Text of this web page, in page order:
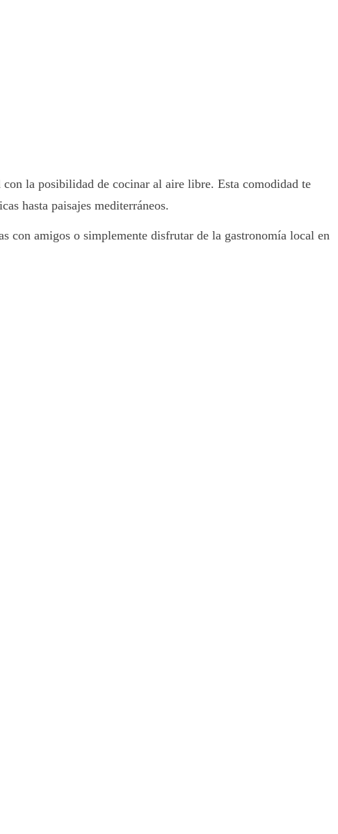
con la posibilidad de cocinar al aire libre. Esta comodidad te
hasta paisajes mediterráneos.
con amigos o simplemente disfrutar de la gastronomía local en